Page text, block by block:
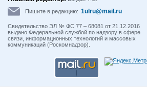
Пишите в редакцию: 1ulru@mail.ru
Свидетельство ЭЛ № ФС 77 – 68081 от 21.12.2016
выдано Федеральной службой по надзору в сфере
связи, информационных технологий и массовых
коммуникаций (Роскомнадзор).